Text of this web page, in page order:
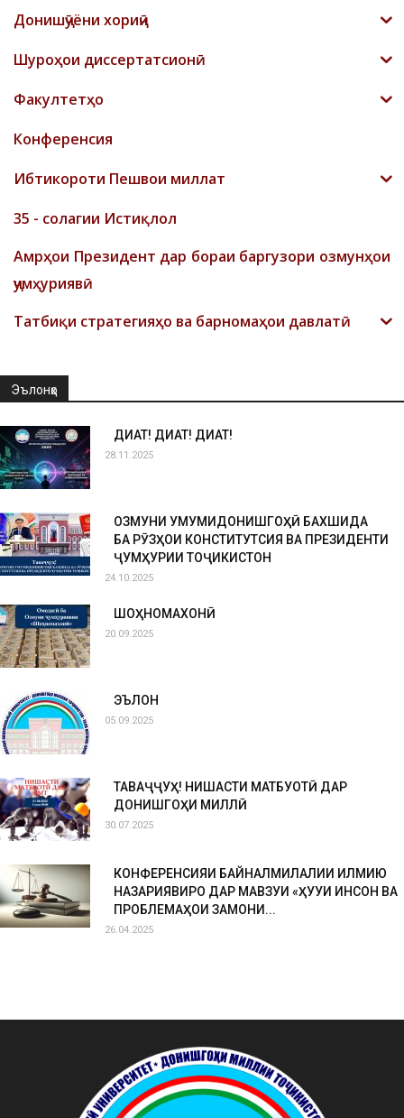
Донишҷӯёни хориҷӣ
Шyроҳои диссертатсионӣ
Факултетҳо
Конференсия
Ибтикороти Пешвои миллат
35 - солагии Истиқлол
Амрҳои Президент дар бораи баргузори озмунҳои
ҷумҳуриявӣ
Татбиқи стратегияҳо ва барномаҳои давлатӣ
Эълонҳо
ДИҚҚАТ! ДИҚҚАТ! ДИҚҚАТ!
28.11.2025
ОЗМУНИ УМУМИДОНИШГОҲӢ БАХШИДА
БА РӮЗҲОИ КОНСТИТУТСИЯ ВА ПРЕЗИДЕНТИ
ҶУМҲУРИИ ТОҶИКИСТОН
24.10.2025
ШОҲНОМАХОНӢ
20.09.2025
ЭЪЛОН
05.09.2025
ТАВАҶҶУҲ! НИШАСТИ МАТБУОТӢ ДАР
ДОНИШГОҲИ МИЛЛӢ
30.07.2025
КОНФЕРЕНСИЯИ БАЙНАЛМИЛАЛИИ ИЛМИЮ
НАЗАРИЯВИРО ДАР МАВЗУИ «ҲУҚУҚИ ИНСОН ВА
ПРОБЛЕМАҲОИ ЗАМОНИ...
26.04.2025